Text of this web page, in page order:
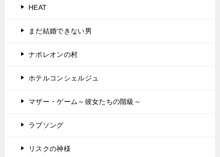
HEAT
まだ結婚できない男
ナポレオンの村
ホテルコンシェルジュ
マザー・ゲーム～彼女たちの階級～
ラブソング
リスクの神様